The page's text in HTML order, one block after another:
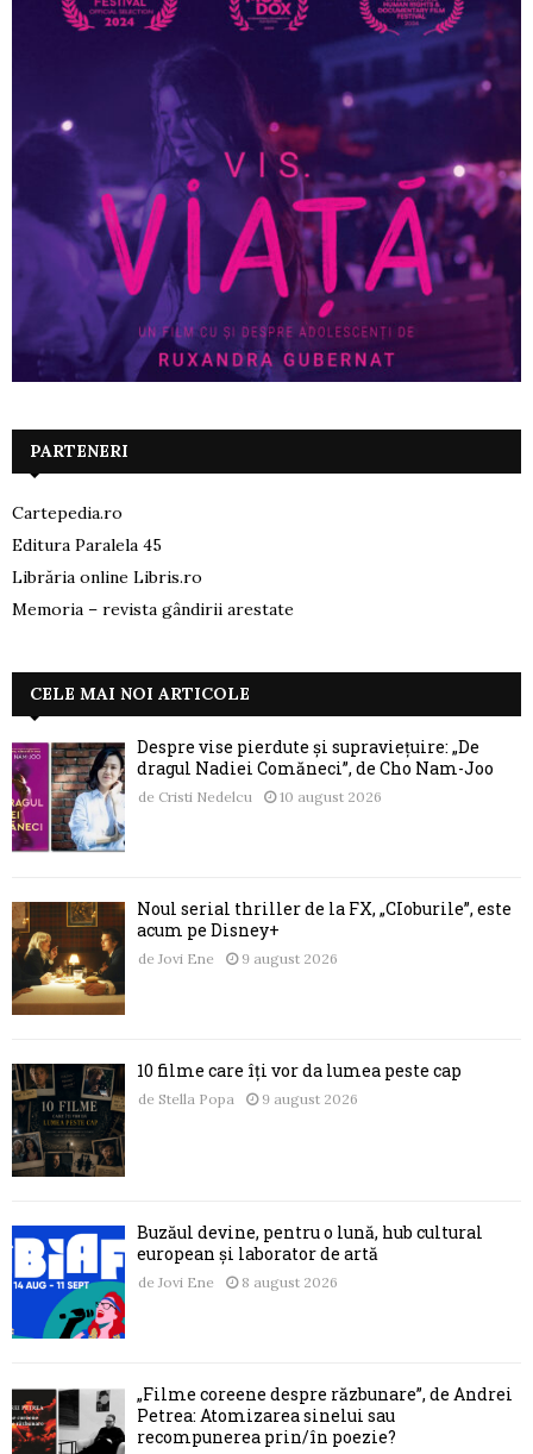
PARTENERI
Cartepedia.ro
Editura Paralela 45
Librăria online Libris.ro
Memoria – revista gândirii arestate
CELE MAI NOI ARTICOLE
Despre vise pierdute și supraviețuire: „De
dragul Nadiei Comăneci”, de Cho Nam-Joo
de Cristi Nedelcu 10 august 2026
Noul serial thriller de la FX, „CIoburile”, este
acum pe Disney+
de Jovi Ene 9 august 2026
10 filme care îți vor da lumea peste cap
de Stella Popa 9 august 2026
Buzăul devine, pentru o lună, hub cultural
european și laborator de artă
de Jovi Ene 8 august 2026
„Filme coreene despre răzbunare”, de Andrei
Petrea: Atomizarea sinelui sau
recompunerea prin/în poezie?